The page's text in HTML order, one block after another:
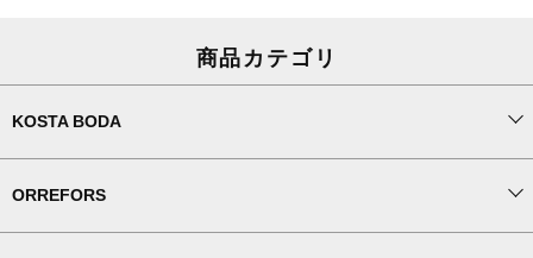
商品カテゴリ
KOSTA BODA
ORREFORS